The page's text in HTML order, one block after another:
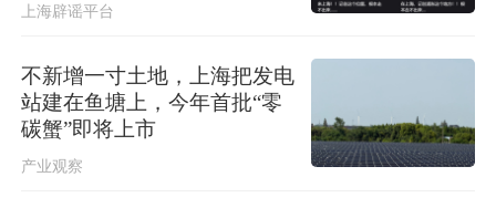
术蔓延渗透
台风“白海豚”影响我国已成定局 即将
进入48小时台风警戒线
上海辟谣平台
不新增一寸土地，上海把发电
站建在鱼塘上，今年首批“零
碳蟹”即将上市
产业观察